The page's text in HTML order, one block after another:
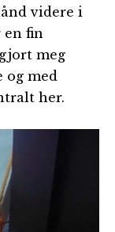
videre i
en fin
meg
og med
her.